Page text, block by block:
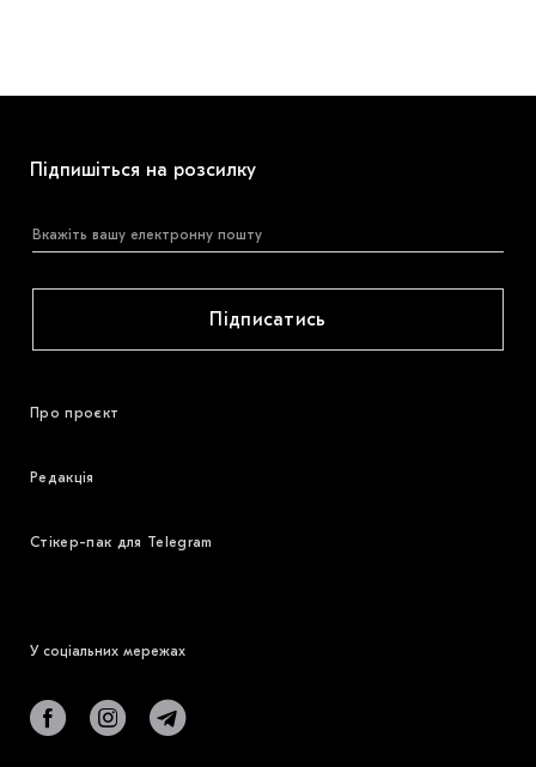
Підпишіться на розсилку
Підписатись
Про проєкт
Редакція
Стікер-пак для Telegram
У соціальних мережах